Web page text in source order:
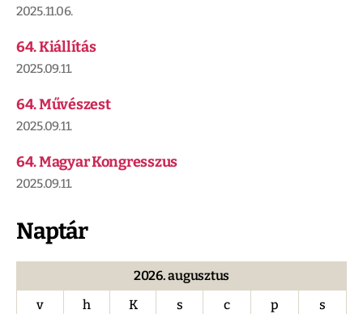
2025.11.06.
64. Kiállítás
2025.09.11.
64. Művészest
2025.09.11.
64. Magyar Kongresszus
2025.09.11.
Naptár
2026. augusztus
v
h K s c p
s